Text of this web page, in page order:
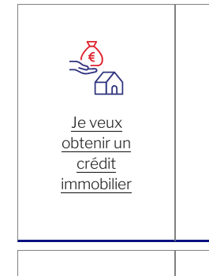
Je veux
obtenir un
crédit
immobilier